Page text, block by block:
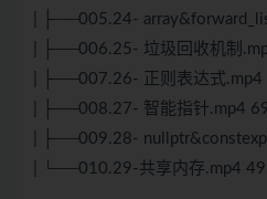
| ├──005.24-
| ├──006.25- 垃圾回收机制
| ├──007.26- 正则表达式.mp4
| ├──008.27- 智能指针.mp4
| ├──009.28-
| └──010.29-共享内存.mp4